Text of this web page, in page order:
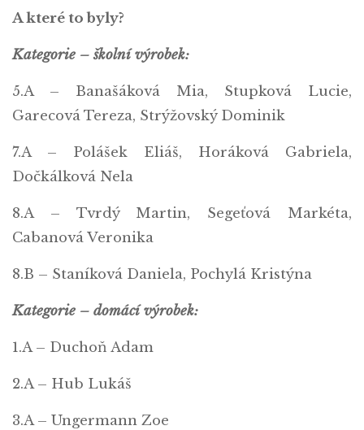
A které to byly?
Kategorie – školní výrobek:
5.A – Banašáková Mia, Stupková Lucie,
Garecová Tereza, Strýžovský Dominik
7.A – Polášek Eliáš, Horáková Gabriela,
Dočkálková Nela
8.A – Tvrdý Martin, Segeťová Markéta,
Cabanová Veronika
8.B – Staníková Daniela, Pochylá Kristýna
Kategorie – domácí výrobek:
1.A – Duchoň Adam
2.A – Hub Lukáš
3.A – Ungermann Zoe